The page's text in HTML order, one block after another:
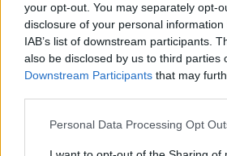
your opt-out. You may separately opt-
disclosure of your personal
IAB’s list of downstream participants.
also be disclosed by us to third parties
Downstream Participants that may
Please note that this website/app uses
Personal Data Processing Opt
Norsk trenerduo i
satsingen til Sveits
INGEBORG SCHEVE 31.03.2024